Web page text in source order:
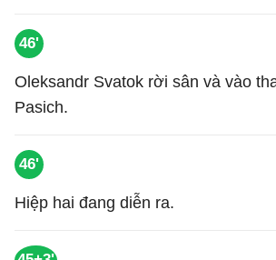
46'
Oleksandr Svatok rời sân và vào
Pasich.
46'
Hiệp hai đang diễn ra.